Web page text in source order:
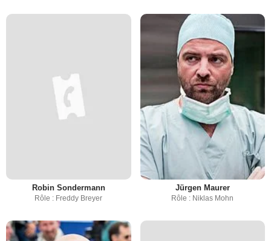
Robin Sondermann
Rôle : Freddy Breyer
Jürgen Maurer
Rôle : Niklas Mohn